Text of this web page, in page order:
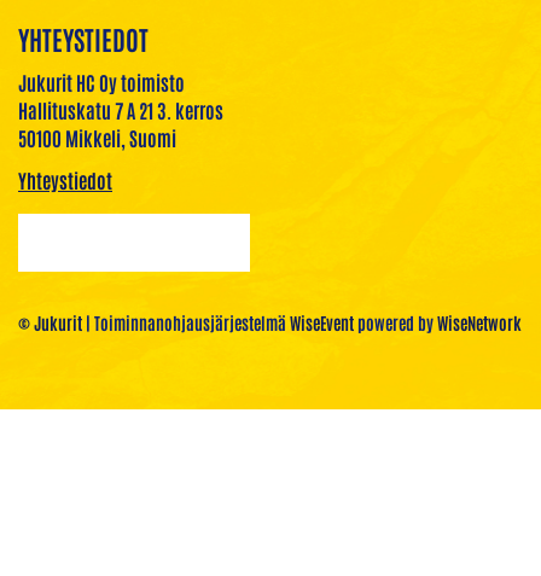
YHTEYSTIEDOT
Jukurit HC Oy toimisto
Hallituskatu 7 A 21 3. kerros
50100 Mikkeli, Suomi
Yhteystiedot
© Jukurit | Toiminnanohjausjärjestelmä WiseEventpowered byWiseNetwork